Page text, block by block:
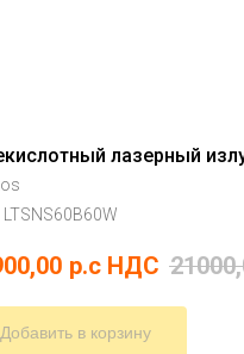
лазерный
LTSNS60B60W
р.c НДС
Добавить в корзину